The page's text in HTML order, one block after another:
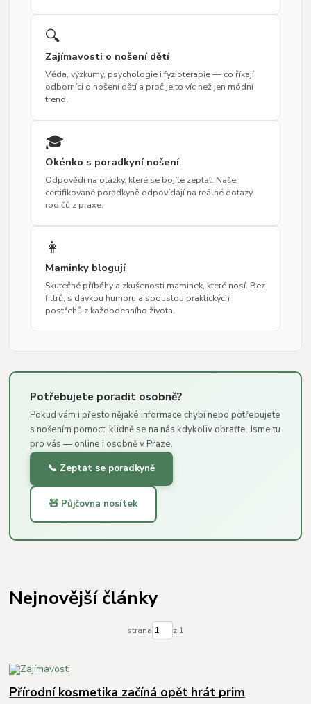
🔍
Zajímavosti o nošení dětí
Věda, výzkumy, psychologie i fyzioterapie — co říkají
odborníci o nošení dětí a proč je to víc než jen módní
trend.
🎓
Okénko s poradkyní nošení
Odpovědi na otázky, které se bojíte zeptat. Naše
certifikované poradkyně odpovídají na reálné dotazy
rodičů z praxe.
👩
Maminky blogují
Skutečné příběhy a zkušenosti maminek, které nosí. Bez
filtrů, s dávkou humoru a spoustou praktických
postřehů z každodenního života.
Potřebujete poradit osobně?
Pokud vám i přesto nějaké informace chybí nebo potřebujete
s nošením pomoct, klidně se na nás kdykoliv obraťte. Jsme tu
pro vás — online i osobně v Praze.
📞 Zeptat se poradkyně
🧸 Půjčovna nosítek
Nejnovější články
strana z 1
Přírodní kosmetika začíná opět hrát prim